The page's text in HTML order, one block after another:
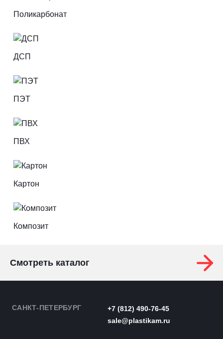
Поликарбонат
ДСП
ПЭТ
ПВХ
Картон
Композит
Смотреть каталог
САНКТ-ПЕТЕРБУРГ
+7 (812) 490-76-45
sale@plastikam.ru